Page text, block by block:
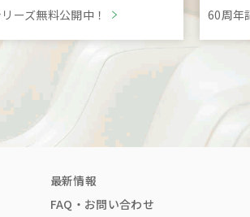
ーズ無料公開中！ 60周年
最新情報
FAQ・お問い合わせ